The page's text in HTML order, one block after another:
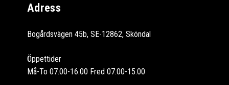
Adress
Bogårdsvägen 45b, SE-12862, Sköndal
Öppettider
Må-To 07.00-16.00 Fred 07.00-15.00